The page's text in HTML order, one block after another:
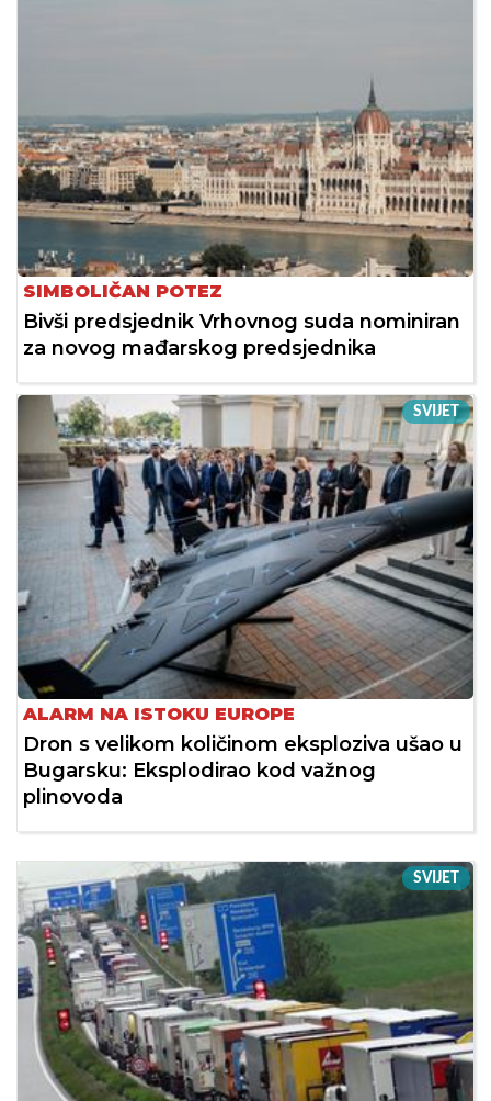
SIMBOLIČAN POTEZ
Bivši predsjednik Vrhovnog suda nominiran
za novog mađarskog predsjednika
SVIJET
ALARM NA ISTOKU EUROPE
Dron s velikom količinom eksploziva ušao u
Bugarsku: Eksplodirao kod važnog
plinovoda
SVIJET